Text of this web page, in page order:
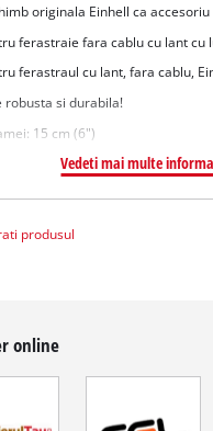
originala Einhell ca
ferastraie fara cablu cu lant cu
ferastraul cu lant, fara cablu,
robusta si durabila!
15 cm (6")
Vedeti mai multe
produsul
online